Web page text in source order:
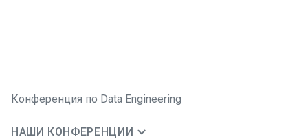
Конференция по Data Engineering
НАШИ КОНФЕРЕНЦИИ